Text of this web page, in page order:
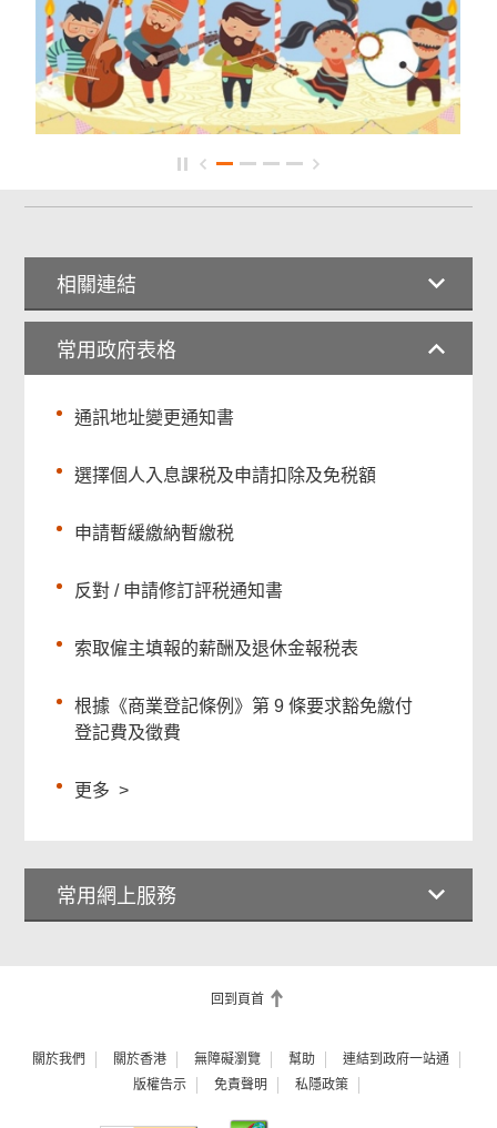
相關連結
常用政府表格
通訊地址變更通知書
選擇個人入息課税及申請扣除及免税額
申請暫緩繳納暫繳税
反對 / 申請修訂評税通知書
索取僱主填報的薪酬及退休金報税表
根據《商業登記條例》第 9 條要求豁免繳付
登記費及徵費
更多 >
常用網上服務
回到頁首
關於我們 關於香港 無障礙瀏覽 幫助
連結到政府一站通
版權告示
免責聲明 私隱政策